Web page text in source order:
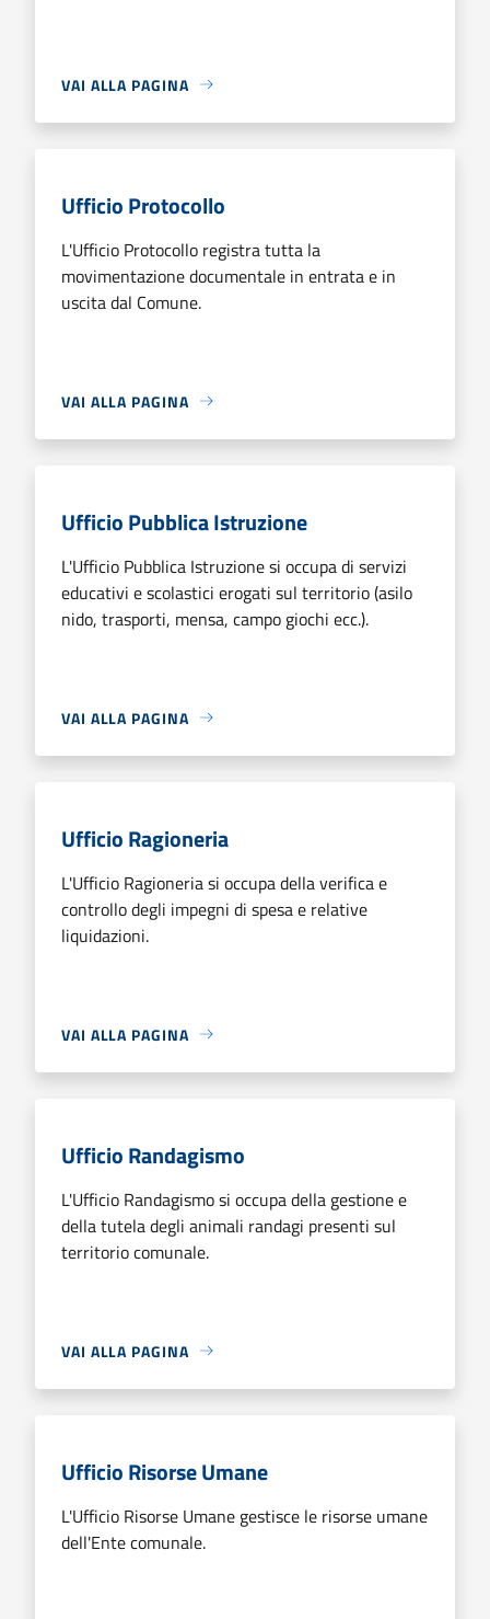
VAI ALLA PAGINA
Ufficio Protocollo
L'Ufficio Protocollo registra tutta la
movimentazione documentale in entrata e in
uscita dal Comune.
VAI ALLA PAGINA
Ufficio Pubblica Istruzione
L'Ufficio Pubblica Istruzione si occupa di servizi
educativi e scolastici erogati sul territorio (asilo
nido, trasporti, mensa, campo giochi ecc.).
VAI ALLA PAGINA
Ufficio Ragioneria
L'Ufficio Ragioneria si occupa della verifica e
controllo degli impegni di spesa e relative
liquidazioni.
VAI ALLA PAGINA
Ufficio Randagismo
L'Ufficio Randagismo si occupa della gestione e
della tutela degli animali randagi presenti sul
territorio comunale.
VAI ALLA PAGINA
Ufficio Risorse Umane
L'Ufficio Risorse Umane gestisce le risorse umane
dell'Ente comunale.